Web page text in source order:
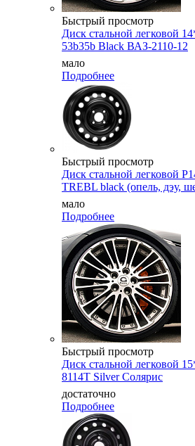
Быстрый просмотр
Диск стальной легковой
53b35b Black ВАЗ-2110-12
мало
Подробнее
Быстрый просмотр
Диск стальной легковой
TREBL black (опель, дэу,
мало
Подробнее
Быстрый просмотр
Диск стальной легковой
8114T Silver Cолярис
достаточно
Подробнее